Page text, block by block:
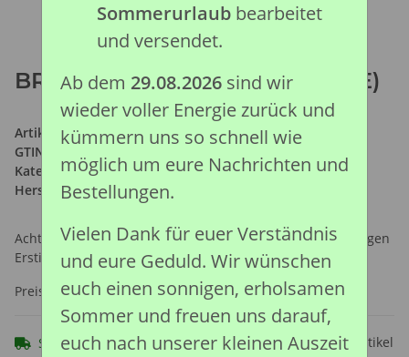
BRACHIOSAURUS 1:40 (DELUXE)
Artikelnummer:88405
GTIN:
Kategorie:Prähistorische Kollektion
Hersteller: Collecta Global Limited
Achtung: Nicht geeignet für Kinder unter 36 Monaten, wegen
Erstickungsgefahr durch verschluckbare Kleinteile.
Preise nach Anmeldung sichtbar
Sofort verfügbar Frage zum Artikel
Sommerurlaubbearbeitet
und versendet.
Ab dem 29.08.2026sind wir
wieder voller Energie zurück und
kümmern uns so schnell wie
möglich um eure Nachrichten und
Bestellungen.
Vielen Dank für euer Verständnis
und eure Geduld. Wir wünschen
euch einen sonnigen, erholsamen
Sommer und freuen uns darauf,
euch nach unserer kleinen Auszeit